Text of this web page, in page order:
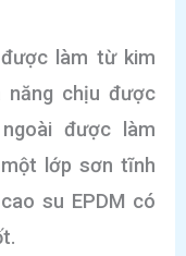
làm từ kim
năng chịu được
được làm
lớp sơn tĩnh
su EPDM có